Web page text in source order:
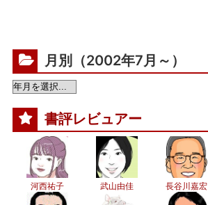
月別（2002年7月～）
書評レビュアー
河西祐子 武山由佳 長谷川嘉宏